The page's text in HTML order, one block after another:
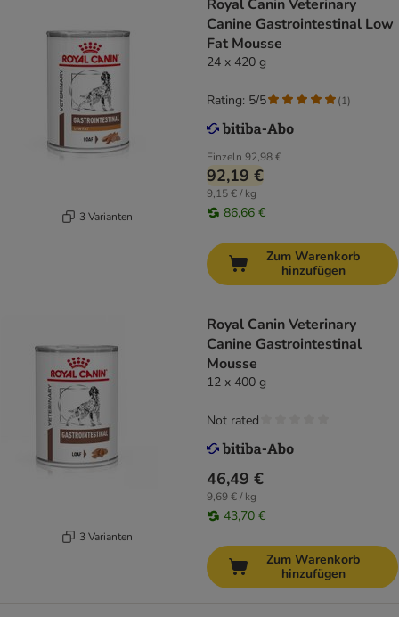
3 Varianten
Royal Canin Veterinary
Canine Gastrointestinal Low
Fat Mousse
24 x 420 g
Einzeln 92,98 €
92,19 €
9,15 € / kg
86,66 €
Rating: 5/5 (1)
Zum Warenkorb
hinzufügen
3 Varianten
Royal Canin Veterinary
Canine Gastrointestinal
Mousse
12 x 400 g
46,49 €
9,69 € / kg
43,70 €
Not rated
Zum Warenkorb
hinzufügen